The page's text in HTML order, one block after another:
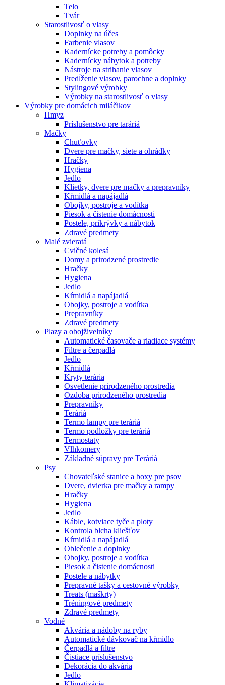
Telo
Tvár
Starostlivosť o vlasy
Doplnky na účes
Farbenie vlasov
Kadernícke potreby a pomôcky
Kadernícky nábytok a potreby
Nástroje na strihanie vlasov
Predĺženie vlasov, parochne a doplnky
Stylingové výrobky
Výrobky na starostlivosť o vlasy
Výrobky pre domácich miláčikov
Hmyz
Príslušenstvo pre taráriá
Mačky
Chuťovky
Dvere pre mačky, siete a ohrádky
Hračky
Hygiena
Jedlo
Klietky, dvere pre mačky a prepravníky
Kŕmidlá a napájadlá
Obojky, postroje a vodítka
Piesok a čistenie domácnosti
Postele, prikrývky a nábytok
Zdravé predmety
Malé zvieratá
Cvičné kolesá
Domy a prirodzené prostredie
Hračky
Hygiena
Jedlo
Kŕmidlá a napájadlá
Obojky, postroje a vodítka
Prepravníky
Zdravé predmety
Plazy a obojživelníky
Automatické časovače a riadiace systémy
Filtre a čerpadlá
Jedlo
Kŕmidlá
Kryty terária
Osvetlenie prirodzeného prostredia
Ozdoba prirodzeného prostredia
Prepravníky
Teráriá
Termo lampy pre teráriá
Termo podložky pre teráriá
Termostaty
Vlhkomery
Základné súpravy pre Teráriá
Psy
Chovateľské stanice a boxy pre psov
Dvere, dvierka pre mačky a rampy
Hračky
Hygiena
Jedlo
Káble, kotviace tyče a ploty
Kontrola blcha kliešťov
Kŕmidlá a napájadlá
Oblečenie a doplnky
Obojky, postroje a vodítka
Piesok a čistenie domácnosti
Postele a nábytky
Prepravné tašky a cestovné výrobky
Treats (maškrty)
Tréningové predmety
Zdravé predmety
Vodné
Akvária a nádoby na ryby
Automatické dávkovač na kŕmidlo
Čerpadlá a filtre
Čistiace príslušenstvo
Dekorácia do akvária
Jedlo